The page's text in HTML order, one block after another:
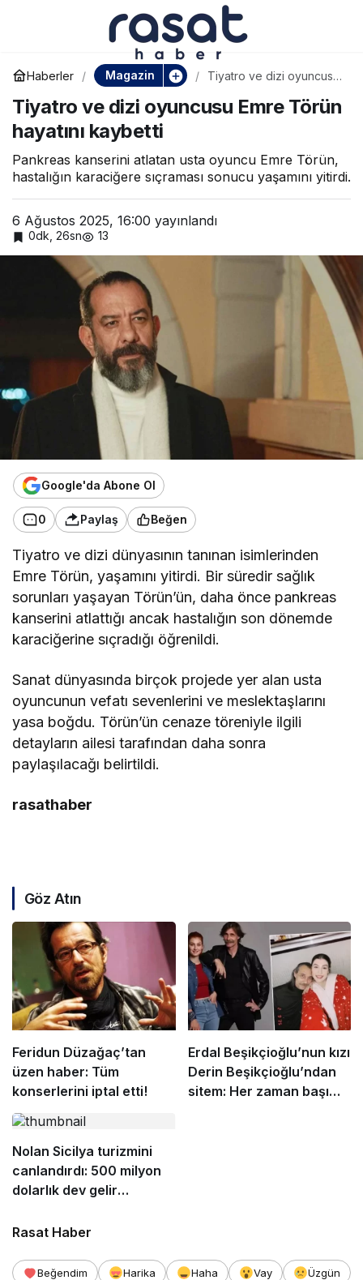
Haberler Magazin
Tiyatro ve dizi oyuncusu
kaybetti
Tiyatro ve dizi oyuncusu Emre Törün
hayatını kaybetti
Pankreas kanserini atlatan usta oyuncu Emre Törün,
hastalığın karaciğere sıçraması sonucu yaşamını yitirdi.
6 Ağustos 2025, 16:00 yayınlandı
0dk, 26sn 13
Google'da Abone Ol
0 Paylaş Beğen
Tiyatro ve dizi dünyasının tanınan isimlerinden
Emre Törün, yaşamını yitirdi. Bir süredir sağlık
sorunları yaşayan Törün’ün, daha önce pankreas
kanserini atlattığı ancak hastalığın son dönemde
karaciğerine sıçradığı öğrenildi.
Sanat dünyasında birçok projede yer alan usta
oyuncunun vefatı sevenlerini ve meslektaşlarını
yasa boğdu. Törün’ün cenaze töreniyle ilgili
detayların ailesi tarafından daha sonra
paylaşılacağı belirtildi.
rasathaber
Göz Atın
Feridun Düzağaç’tan
üzen haber: Tüm
konserlerini iptal etti!
Erdal Beşikçioğlu’nun kızı
Derin Beşikçioğlu’ndan
sitem: Her zaman başımız
Nolan Sicilya turizmini
canlandırdı: 500 milyon
dolarlık dev gelir
Rasat Haber
Beğendim Harika Haha Vay
Üzgün
Tiyatro ve dizi oyuncusu
Emre Törün hayatını
kaybetti